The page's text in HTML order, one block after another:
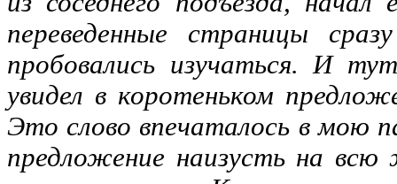
переведенные страницы
пробовались изучаться. И
увидел в коротеньком
Это слово впечаталось в мою
предложение наизусть на